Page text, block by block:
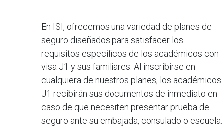
En ISI, ofrecemos una variedad de planes de
seguro diseñados para satisfacer los
requisitos específicos de los académicos con
visa J1 y sus familiares. Al inscribirse en
cualquiera de nuestros planes, los académicos
J1 recibirán sus documentos de inmediato en
caso de que necesiten presentar prueba de
seguro ante su embajada, consulado o escuela.